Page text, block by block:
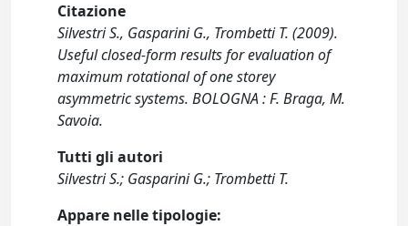
Citazione
Silvestri S., Gasparini G., Trombetti T. (2009).
Useful closed-form results for evaluation of
maximum rotational of one storey
asymmetric systems. BOLOGNA : F. Braga, M.
Savoia.
Tutti gli autori
Silvestri S.; Gasparini G.; Trombetti T.
Appare nelle tipologie: